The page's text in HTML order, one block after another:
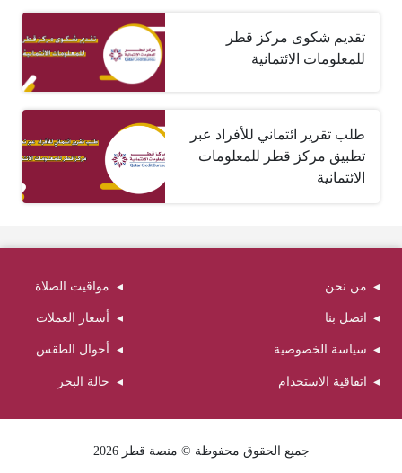
تقديم شكوى مركز قطر
للمعلومات الائتمانية
طلب تقرير ائتماني للأفراد عبر
تطبيق مركز قطر للمعلومات
الائتمانية
من نحن
اتصل بنا
سياسة الخصوصية
اتفاقية الاستخدام
مواقيت الصلاة
أسعار العملات
أحوال الطقس
حالة البحر
جميع الحقوق محفوظة © منصة قطر 2026